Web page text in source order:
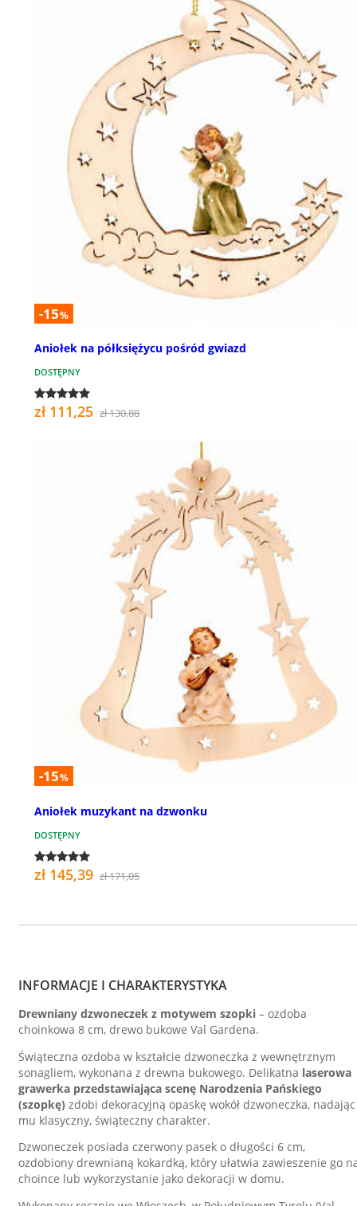
-15%
Aniołek na półksiężycu pośród gwiazd
DOSTĘPNY
zł 111,25 zł 130,88
-15%
Aniołek muzykant na dzwonku
DOSTĘPNY
zł 145,39 zł 171,05
INFORMACJE I CHARAKTERYSTYKA
Drewniany dzwoneczek z motywem szopki – ozdoba
choinkowa 8 cm, drewo bukowe Val Gardena.
Świąteczna ozdoba w kształcie dzwoneczka z wewnętrznym
sonagliem, wykonana z drewna bukowego. Delikatna laserowa
grawerka przedstawiająca scenę Narodzenia Pańskiego
(szopkę) zdobi dekoracyjną opaskę wokół dzwoneczka, nadając
mu klasyczny, świąteczny charakter.
Dzwoneczek posiada czerwony pasek o długości 6 cm,
ozdobiony drewnianą kokardką, który ułatwia zawieszenie go
choince lub wykorzystanie jako dekoracji w domu.